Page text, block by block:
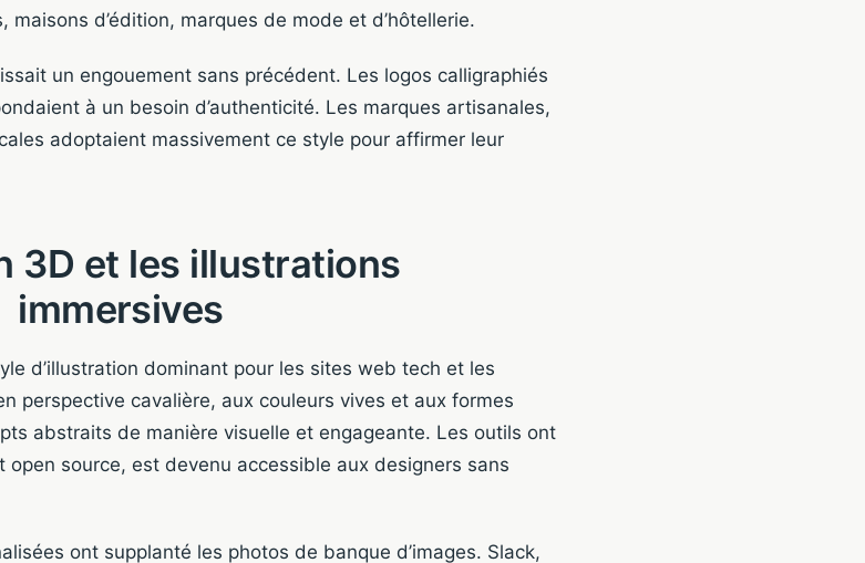
d’édition, marques de mode et d’hôtellerie.
un engouement sans précédent. Les logos calligraphiés
à un besoin d’authenticité. Les marques artisanales,
adoptaient massivement ce style pour affirmer leur
3D et les illustrations
immersives
d’illustration dominant pour les sites web tech et les
perspective cavalière, aux couleurs vives et aux formes
abstraits de manière visuelle et engageante. Les outils ont
source, est devenu accessible aux designers sans
ont supplanté les photos de banque d’images. Slack,